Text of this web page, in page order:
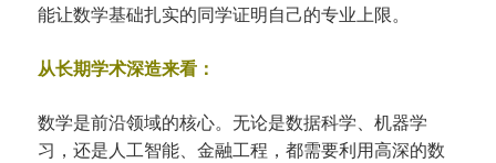
能让数学基础扎实的同学证明自己的专业上限。
从长期学术深造来看：
数学是前沿领域的核心。无论是数据科学、机器学
习，还是人工智能、金融工程，都需要利用高深的数